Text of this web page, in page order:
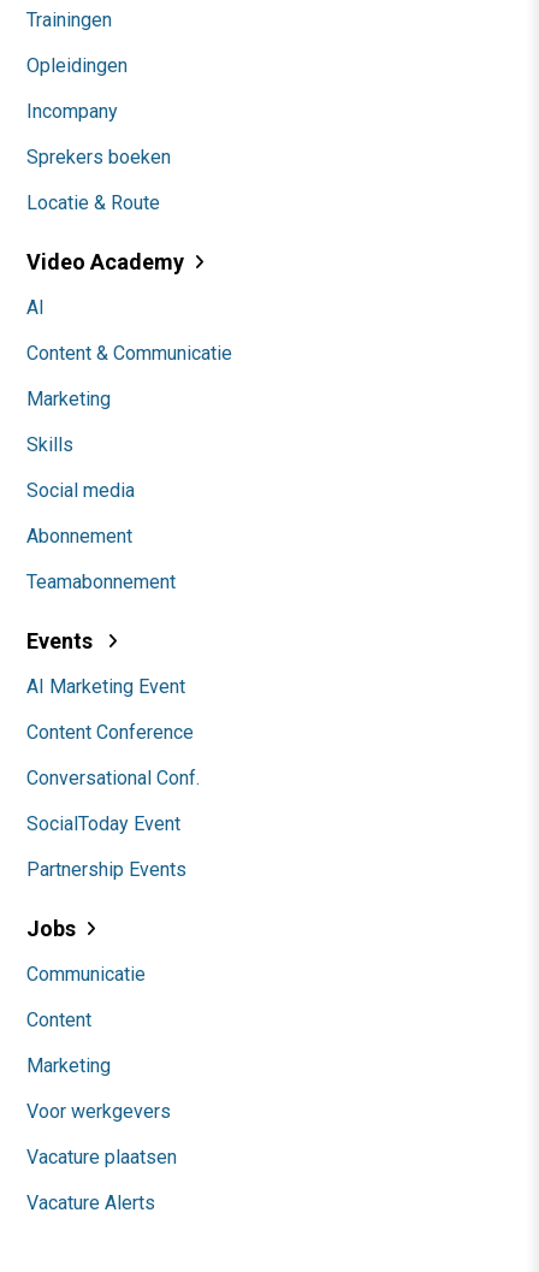
Trainingen
Opleidingen
Incompany
Sprekers boeken
Locatie & Route
Video Academy
AI
Content & Communicatie
Marketing
Skills
Social media
Abonnement
Teamabonnement
Events
AI Marketing Event
Content Conference
Conversational Conf.
SocialToday Event
Partnership Events
Jobs
Communicatie
Content
Marketing
Voor werkgevers
Vacature plaatsen
Vacature Alerts